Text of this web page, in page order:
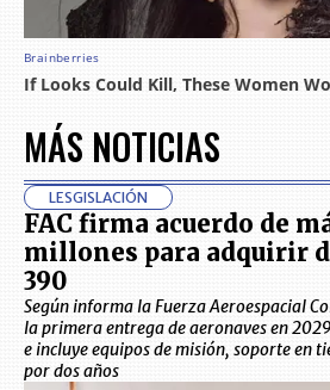
MÁS NOTICIAS
LESGISLACIÓN
FAC firma acuerdo de
millones para adquirir
390
Según informa la Fuerza Aeroespacial
la primera entrega de aeronaves en
e incluye equipos de misión, soporte en
por dos años